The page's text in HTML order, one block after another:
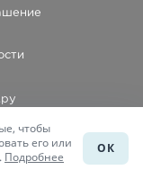
чтобы
его или
Подробнее
ОК